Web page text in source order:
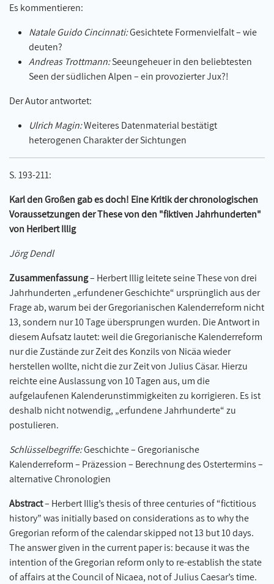
Es kommentieren:
Natale Guido Cincinnati:Gesichtete Formenvielfalt – wie
deuten?
Andreas Trottmann:Seeungeheuer in den beliebtesten
Seen der südlichen Alpen – ein provozierter Jux?!
Der Autor antwortet:
Ulrich Magin:Weiteres Datenmaterial bestätigt
heterogenen Charakter der Sichtungen
S. 193-211:
Karl den Großen gab es doch! Eine Kritik der chronologischen
Voraussetzungen der These von den "fiktiven Jahrhunderten"
von Heribert Illig
Jörg Dendl
Zusammenfassung– Herbert Illig leitete seine These von drei
Jahrhunderten „erfundener Geschichte“ ursprünglich aus der
Frage ab, warum bei der Gregorianischen Kalenderreform nicht
13, sondern nur 10 Tage übersprungen wurden. Die Antwort in
diesem Aufsatz lautet: weil die Gregorianische Kalenderreform
nur die Zustände zur Zeit des Konzils von Nicäa wieder
herstellen wollte, nicht die zur Zeit von Julius Cäsar. Hierzu
reichte eine Auslassung von 10 Tagen aus, um die
aufgelaufenen Kalenderunstimmigkeiten zu korrigieren. Es ist
deshalb nicht notwendig, „erfundene Jahrhunderte“ zu
postulieren.
Schlüsselbegriffe:Geschichte – Gregorianische
Kalenderreform – Präzession – Berechnung des Ostertermins –
alternative Chronologien
Abstract– Herbert Illig’s thesis of three centuries of “fictitious
history” was initially based on considerations as to why the
Gregorian reform of the calendar skipped not 13 but 10 days.
The answer given in the current paper is: because it was the
intention of the Gregorian reform only to re-establish the state
of affairs at the Council of Nicaea, not of Julius Caesar’s time.